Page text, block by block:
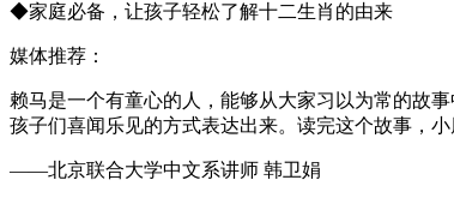
◆家庭必备，让孩子轻松了解十二生肖的由来
媒体推荐：
赖马是一个有童心的人，能够从大家习以为常的故
孩子们喜闻乐见的方式表达出来。读完这个故事，
——北京联合大学中文系讲师 韩卫娟